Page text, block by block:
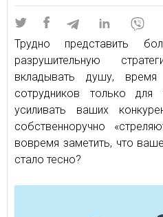
Трудно представить
разрушительную
вкладывать душу,
сотрудников только
усиливать ваших
собственноручно
вовремя заметить, что
стало тесно?